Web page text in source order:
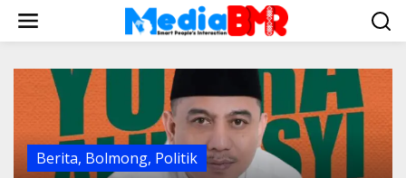
w
Berita, Bolmong, Politik